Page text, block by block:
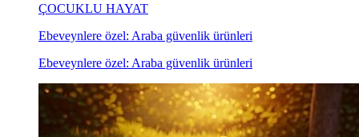
ÇOCUKLU HAYAT
Ebeveynlere özel: Araba güvenlik ürünleri
Ebeveynlere özel: Araba güvenlik ürünleri